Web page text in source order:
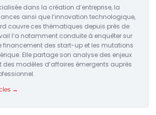
dans la création d’entreprise, la
ainsi que l’innovation technologique,
couvre ces thématiques depuis près de
l’a notamment conduite à enquêter sur
financement des start-up et les mutations
Elle partage son analyse des enjeux
des modèles d’affaires émergents auprès
→